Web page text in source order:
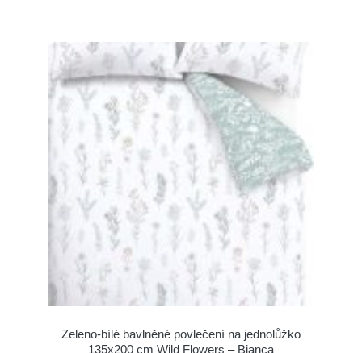
Zeleno-bílé bavlněné povlečení na jednolůžko
135x200 cm Wild Flowers – Bianca